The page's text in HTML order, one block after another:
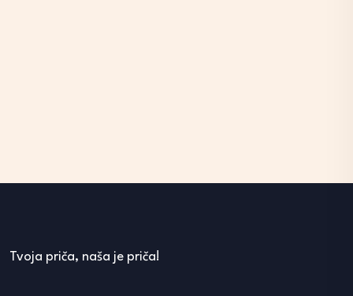
Tvoja priča, naša je priča!